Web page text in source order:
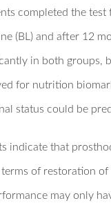
completed the
(BL) and after 12
in both groups,
for nutrition
status could be
indicate that
terms of restoration
may only